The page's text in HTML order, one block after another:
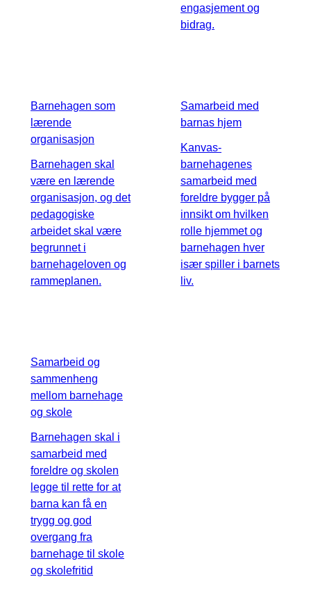
engasjement og
bidrag.
Barnehagen som
lærende
organisasjon
Barnehagen skal
være en lærende
organisasjon, og det
pedagogiske
arbeidet skal være
begrunnet i
barnehageloven og
rammeplanen.
Samarbeid med
barnas hjem
Kanvas-
barnehagenes
samarbeid med
foreldre bygger på
innsikt om hvilken
rolle hjemmet og
barnehagen hver
især spiller i barnets
liv.
Samarbeid og
sammenheng
mellom barnehage
og skole
Barnehagen skal i
samarbeid med
foreldre og skolen
legge til rette for at
barna kan få en
trygg og god
overgang fra
barnehage til skole
og skolefritid